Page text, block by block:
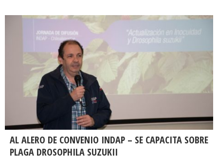
AL ALERO DE CONVENIO INDAP – SE CAPACITA SOBRE
PLAGA DROSOPHILA SUZUKII